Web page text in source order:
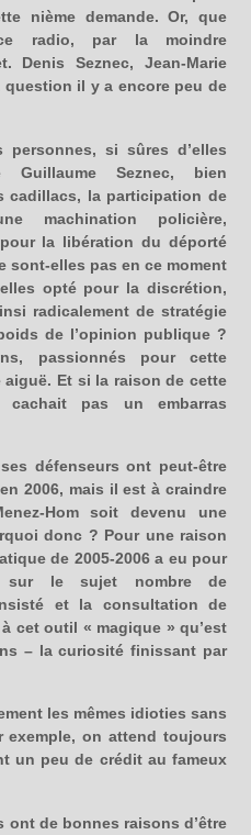
nième demande. Or, que
radio, par la moindre
Denis Seznec, Jean-Marie
il y a encore peu de
personnes, si sûres d’elles
Seznec, bien
cadillacs, la participation de
machination policière,
la libération du déporté
elles pas en ce moment
opté pour la discrétion,
radicalement de stratégie
de l’opinion publique ?
passionnés pour cette
Et si la raison de cette
cachait pas un embarras
défenseurs ont peut-être
2006, mais il est à craindre
Hom soit devenu une
donc ? Pour une raison
de 2005-2006 a eu pour
sur le sujet nombre de
et la consultation de
cet outil « magique » qu’est
– la curiosité finissant par
les mêmes idioties sans
exemple, on attend toujours
un peu de crédit au fameux
ont de bonnes raisons d’être